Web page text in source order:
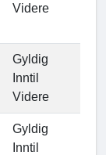
Videre
Gyldig
Inntil
Videre
Gyldig
Inntil